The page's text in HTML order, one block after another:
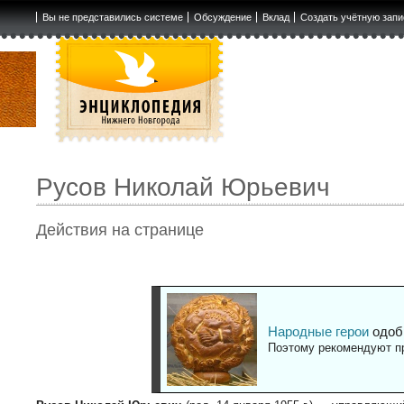
Вы не представились системе Обсуждение Вклад Создать учётную
Русов Николай Юрьевич
Действия на странице
Народные герои
Поэтому рекомендуют